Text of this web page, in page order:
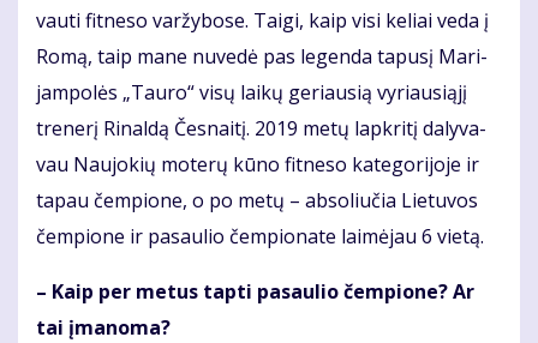
vau­ti fit­ne­so var­žy­bo­se. Tai­gi, kaip vi­si ke­liai ve­da į
Ro­mą, taip ma­ne nu­ve­dė pas le­gen­da ta­pu­sį Ma­ri­
jam­po­lės „Tau­ro“ vi­sų lai­kų ge­riau­sią vy­riau­si­ą­jį
tre­ne­rį Ri­nal­dą Čes­nai­tį. 2019 me­tų lap­kri­tį da­ly­va­
vau Nau­jo­kių mo­te­rų kū­no fit­ne­so ka­te­go­ri­jo­je ir
ta­pau čem­pio­ne, o po me­tų – ab­so­liu­čia Lie­tu­vos
čem­pio­ne ir pa­sau­lio čem­pio­na­te lai­mė­jau 6 vie­tą.
– Kaip per me­tus tap­ti pa­sau­lio čem­pio­ne? Ar
tai įma­no­ma?